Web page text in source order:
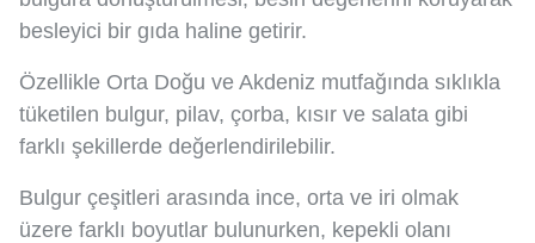
besleyici bir gıda haline getirir.
Özellikle Orta Doğu ve Akdeniz mutfağında sıklıkla
tüketilen bulgur, pilav, çorba, kısır ve salata gibi
farklı şekillerde değerlendirilebilir.
Bulgur çeşitleri arasında ince, orta ve iri olmak
üzere farklı boyutlar bulunurken, kepekli olanı